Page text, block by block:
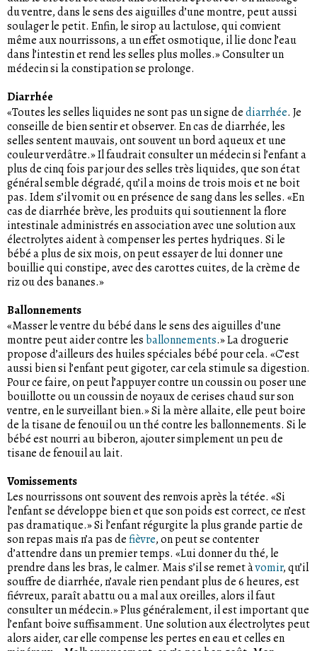
du ventre, dans le sens des aiguilles d’une montre, peut aussi
soulager le petit. Enfin, le sirop au lactulose, qui convient
même aux nourrissons, a un effet osmotique, il lie donc l’eau
dans l’intestin et rend les selles plus molles.» Consulter un
médecin si la constipation se prolonge.
Diarrhée
«Toutes les selles liquides ne sont pas un signe dediarrhée. Je
conseille de bien sentir et observer. En cas de diarrhée, les
selles sentent mauvais, ont souvent un bord aqueux et une
couleur verdâtre.» Il faudrait consulter un médecin si l’enfant a
plus de cinq fois par jour des selles très liquides, que son état
général semble dégradé, qu’il a moins de trois mois et ne boit
pas. Idem s’il vomit ou en présence de sang dans les selles. «En
cas de diarrhée brève, les produits qui soutiennent la flore
intestinale administrés en association avec une solution aux
électrolytes aident à compenser les pertes hydriques. Si le
bébé a plus de six mois, on peut essayer de lui donner une
bouillie qui constipe, avec des carottes cuites, de la crème de
riz ou des bananes.»
Ballonnements
«Masser le ventre du bébé dans le sens des aiguilles d’une
montre peut aider contre lesballonnements.» La droguerie
propose d’ailleurs des huiles spéciales bébé pour cela. «C’est
aussi bien si l’enfant peut gigoter, car cela stimule sa digestion.
Pour ce faire, on peut l’appuyer contre un coussin ou poser une
bouillotte ou un coussin de noyaux de cerises chaud sur son
ventre, en le surveillant bien.» Si la mère allaite, elle peut boire
de la tisane de fenouil ou un thé contre les ballonnements. Si le
bébé est nourri au biberon, ajouter simplement un peu de
tisane de fenouil au lait.
Vomissements
Les nourrissons ont souvent des renvois après la tétée. «Si
l’enfant se développe bien et que son poids est correct, ce n’est
pas dramatique.» Si l’enfant régurgite la plus grande partie de
son repas mais n’a pas defièvre, on peut se contenter
d’attendre dans un premier temps. «Lui donner du thé, le
prendre dans les bras, le calmer. Mais s’il se remet àvomir, qu’il
souffre de diarrhée, n’avale rien pendant plus de 6 heures, est
fiévreux, paraît abattu ou a mal aux oreilles, alors il faut
consulter un médecin.» Plus généralement, il est important que
l’enfant boive suffisamment. Une solution aux électrolytes peut
alors aider, car elle compense les pertes en eau et celles en